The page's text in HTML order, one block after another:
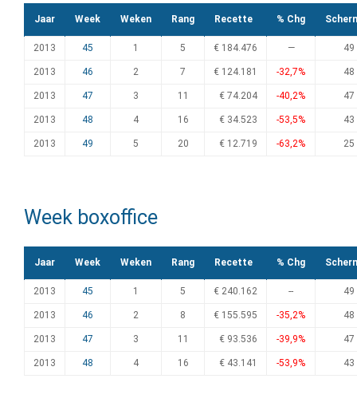
Jaar Week Weken Rang Recette % Chg
2013 45 1 5 € 184.476 — 49
2013 46 2 7 € 124.181 -32,7% 48
2013 47 3 11 € 74.204 -40,2% 47
2013 48 4 16 € 34.523 -53,5% 43
2013 49 5 20 € 12.719 -63,2% 25
Week boxoffice
Jaar Week Weken Rang Recette % Chg
2013 45 1 5 € 240.162 -- 49
2013 46 2 8 € 155.595 -35,2% 48
2013 47 3 11 € 93.536 -39,9% 47
2013 48 4 16 € 43.141 -53,9% 43